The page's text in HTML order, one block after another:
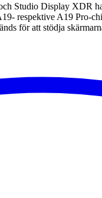
Studio Display XDR
respektive A19 Pro-
för att stödja